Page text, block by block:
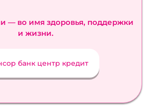
— во имя здоровья, поддержки
и жизни.
банк центр кредит